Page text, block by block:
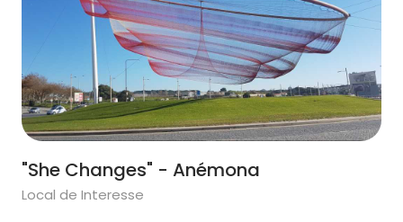
"She Changes" - Anémona
Local de Interesse